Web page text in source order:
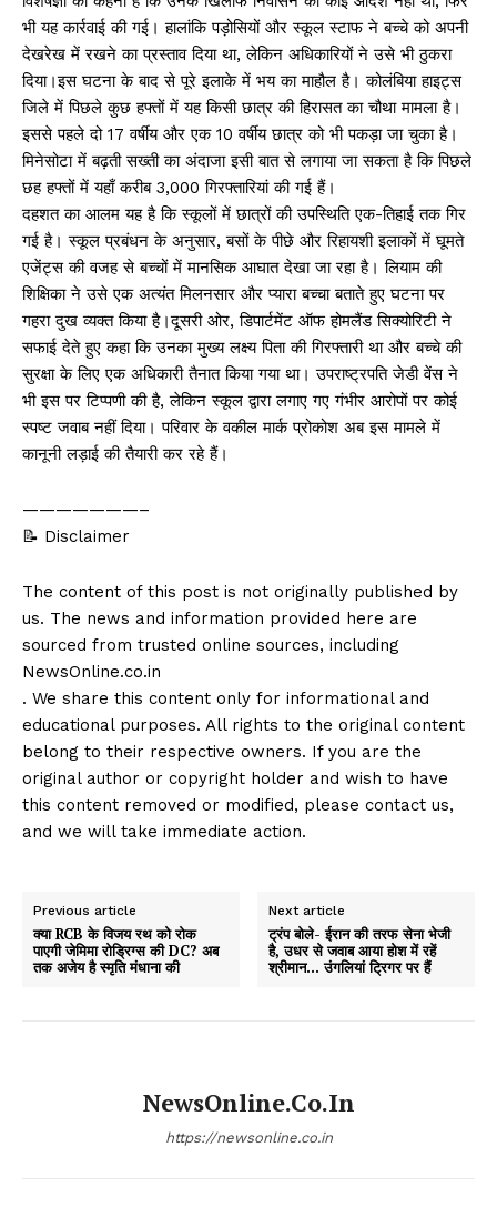
भी यह कार्रवाई की गई। हालांकि पड़ोसियों और स्कूल स्टाफ ने बच्चे को अपनी
देखरेख में रखने का प्रस्ताव दिया था, लेकिन अधिकारियों ने उसे भी ठुकरा
दिया।इस घटना के बाद से पूरे इलाके में भय का माहौल है। कोलंबिया हाइट्स
जिले में पिछले कुछ हफ्तों में यह किसी छात्र की हिरासत का चौथा मामला है।
इससे पहले दो 17 वर्षीय और एक 10 वर्षीय छात्र को भी पकड़ा जा चुका है।
मिनेसोटा में बढ़ती सख्ती का अंदाजा इसी बात से लगाया जा सकता है कि पिछले
छह हफ्तों में यहाँ करीब 3,000 गिरफ्तारियां की गई हैं।
दहशत का आलम यह है कि स्कूलों में छात्रों की उपस्थिति एक-तिहाई तक गिर
गई है। स्कूल प्रबंधन के अनुसार, बसों के पीछे और रिहायशी इलाकों में घूमते
एजेंट्स की वजह से बच्चों में मानसिक आघात देखा जा रहा है। लियाम की
शिक्षिका ने उसे एक अत्यंत मिलनसार और प्यारा बच्चा बताते हुए घटना पर
गहरा दुख व्यक्त किया है।दूसरी ओर, डिपार्टमेंट ऑफ होमलैंड सिक्योरिटी ने
सफाई देते हुए कहा कि उनका मुख्य लक्ष्य पिता की गिरफ्तारी था और बच्चे की
सुरक्षा के लिए एक अधिकारी तैनात किया गया था। उपराष्ट्रपति जेडी वेंस ने
भी इस पर टिप्पणी की है, लेकिन स्कूल द्वारा लगाए गए गंभीर आरोपों पर कोई
स्पष्ट जवाब नहीं दिया। परिवार के वकील मार्क प्रोकोश अब इस मामले में
कानूनी लड़ाई की तैयारी कर रहे हैं।
———————–
📝 Disclaimer
The content of this post is not originally published by
us. The news and information provided here are
sourced from trusted online sources, including
NewsOnline.co.in
. We share this content only for informational and
educational purposes. All rights to the original content
belong to their respective owners. If you are the
original author or copyright holder and wish to have
this content removed or modified, please contact us,
and we will take immediate action.
Previous article
क्या RCB के विजय रथ को रोक
पाएगी जेमिमा रोड्रिग्स की DC? अब
तक अजेय है स्मृति मंधाना की
Next article
ट्रंप बोले- ईरान की तरफ सेना भेजी
है, उधर से जवाब आया होश में रहें
श्रीमान… उंगलियां ट्रिगर पर हैं
NewsOnline.co.in
https://newsonline.co.in